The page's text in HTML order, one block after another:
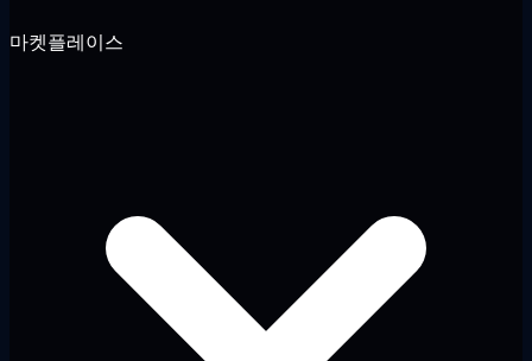
마켓플레이스